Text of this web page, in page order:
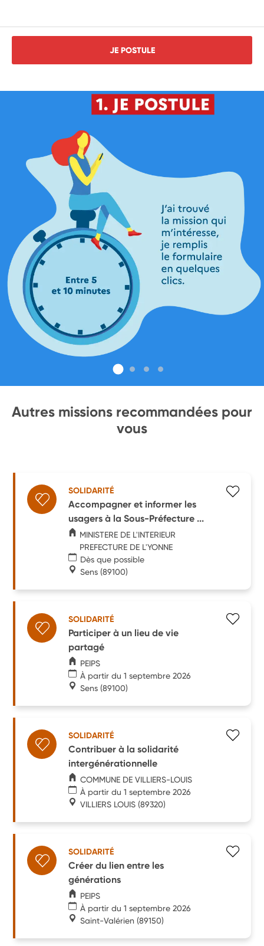
JE POSTULE
Autres missions recommandées pour
vous
SOLIDARITÉ
Accompagner et informer les
usagers à la Sous-Préfecture ...
MINISTERE DE L'INTERIEUR
PREFECTURE DE L'YONNE
Dès que possible
Sens (89100)
SOLIDARITÉ
Participer à un lieu de vie
partagé
PEIPS
À partir du 1 septembre 2026
Sens (89100)
SOLIDARITÉ
Contribuer à la solidarité
intergénérationnelle
COMMUNE DE VILLIERS-LOUIS
À partir du 1 septembre 2026
VILLIERS LOUIS (89320)
SOLIDARITÉ
Créer du lien entre les
générations
PEIPS
À partir du 1 septembre 2026
Saint-Valérien (89150)